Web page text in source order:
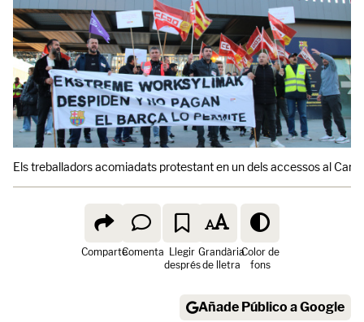
Els treballadors acomiadats protestant en un dels accessos al
ComparteComenta Llegir
després
Grandària
de lletra
Color de
fons
Añade Público a Google